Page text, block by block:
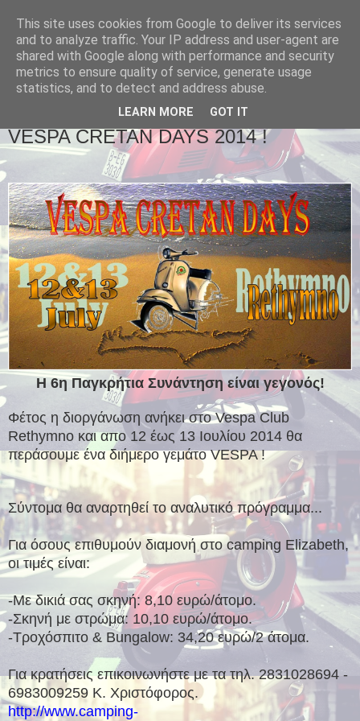
VESPA CRETAN DAYS 2014 !
Η 6η Παγκρήτια Συνάντηση είναι γεγονός!
Φέτος η διοργάνωση ανήκει στο Vespa Club
Rethymno και απο 12 έως 13 Ιουλίου 2014 θα
περάσουμε ένα διήμερο γεμάτο VESPA !
Σύντομα θα αναρτηθεί το αναλυτικό πρόγραμμα...
Για όσους επιθυμούν διαμονή στο camping Elizabeth,
οι τιμές είναι:
-Με δικιά σας σκηνή: 8,10 ευρώ/άτομο.
-Σκηνή με στρώμα: 10,10 ευρώ/άτομο.
-Τροχόσπιτο & Bungalow: 34,20 ευρώ/2 άτομα.
Για κρατήσεις επικοινωνήστε με τα τηλ. 2831028694 -
6983009259 Κ. Χριστόφορος.
http://www.camping-
This site uses cookies from Google to deliver its services
and to analyze traffic. Your IP address and user-agent are
shared with Google along with performance and security
metrics to ensure quality of service, generate usage
statistics, and to detect and address abuse.
LEARN MORE GOT IT